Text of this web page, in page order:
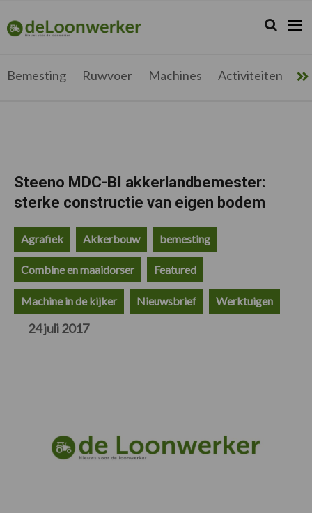
de
hoofdnavigatie
de
hoofd
de
eerste
de
voettekst
deloonwerker.be Zoeken...
Zoek
Bemesting Ruwvoer Machines Activiteiten
Steeno MDC-BI akkerlandbemester:
sterke constructie van eigen bodem
Agrafiek Akkerbouw bemesting
Combine en maaidorser Featured
Machine in de kijker Nieuwsbrief Werktuigen
24 juli 2017